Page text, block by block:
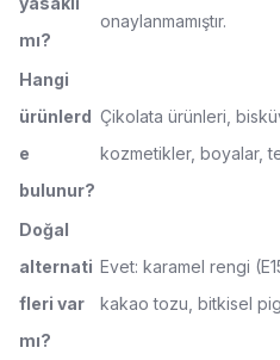
mı?
onaylanmamıştır.
Hangi
ürünlerd
e
bulunur?
Çikolata ürünleri,
kozmetikler, boyalar,
Doğal
alternati
fleri var
mı?
Evet: karamel rengi
kakao tozu, bitkisel